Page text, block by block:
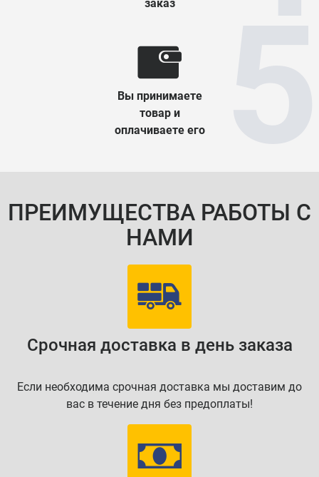
заказ
Вы принимаете
товар и
оплачиваете его
ПРЕИМУЩЕСТВА РАБОТЫ С
НАМИ
Срочная доставка в день заказа
Если необходима срочная доставка мы доставим до
вас в течение дня без предоплаты!